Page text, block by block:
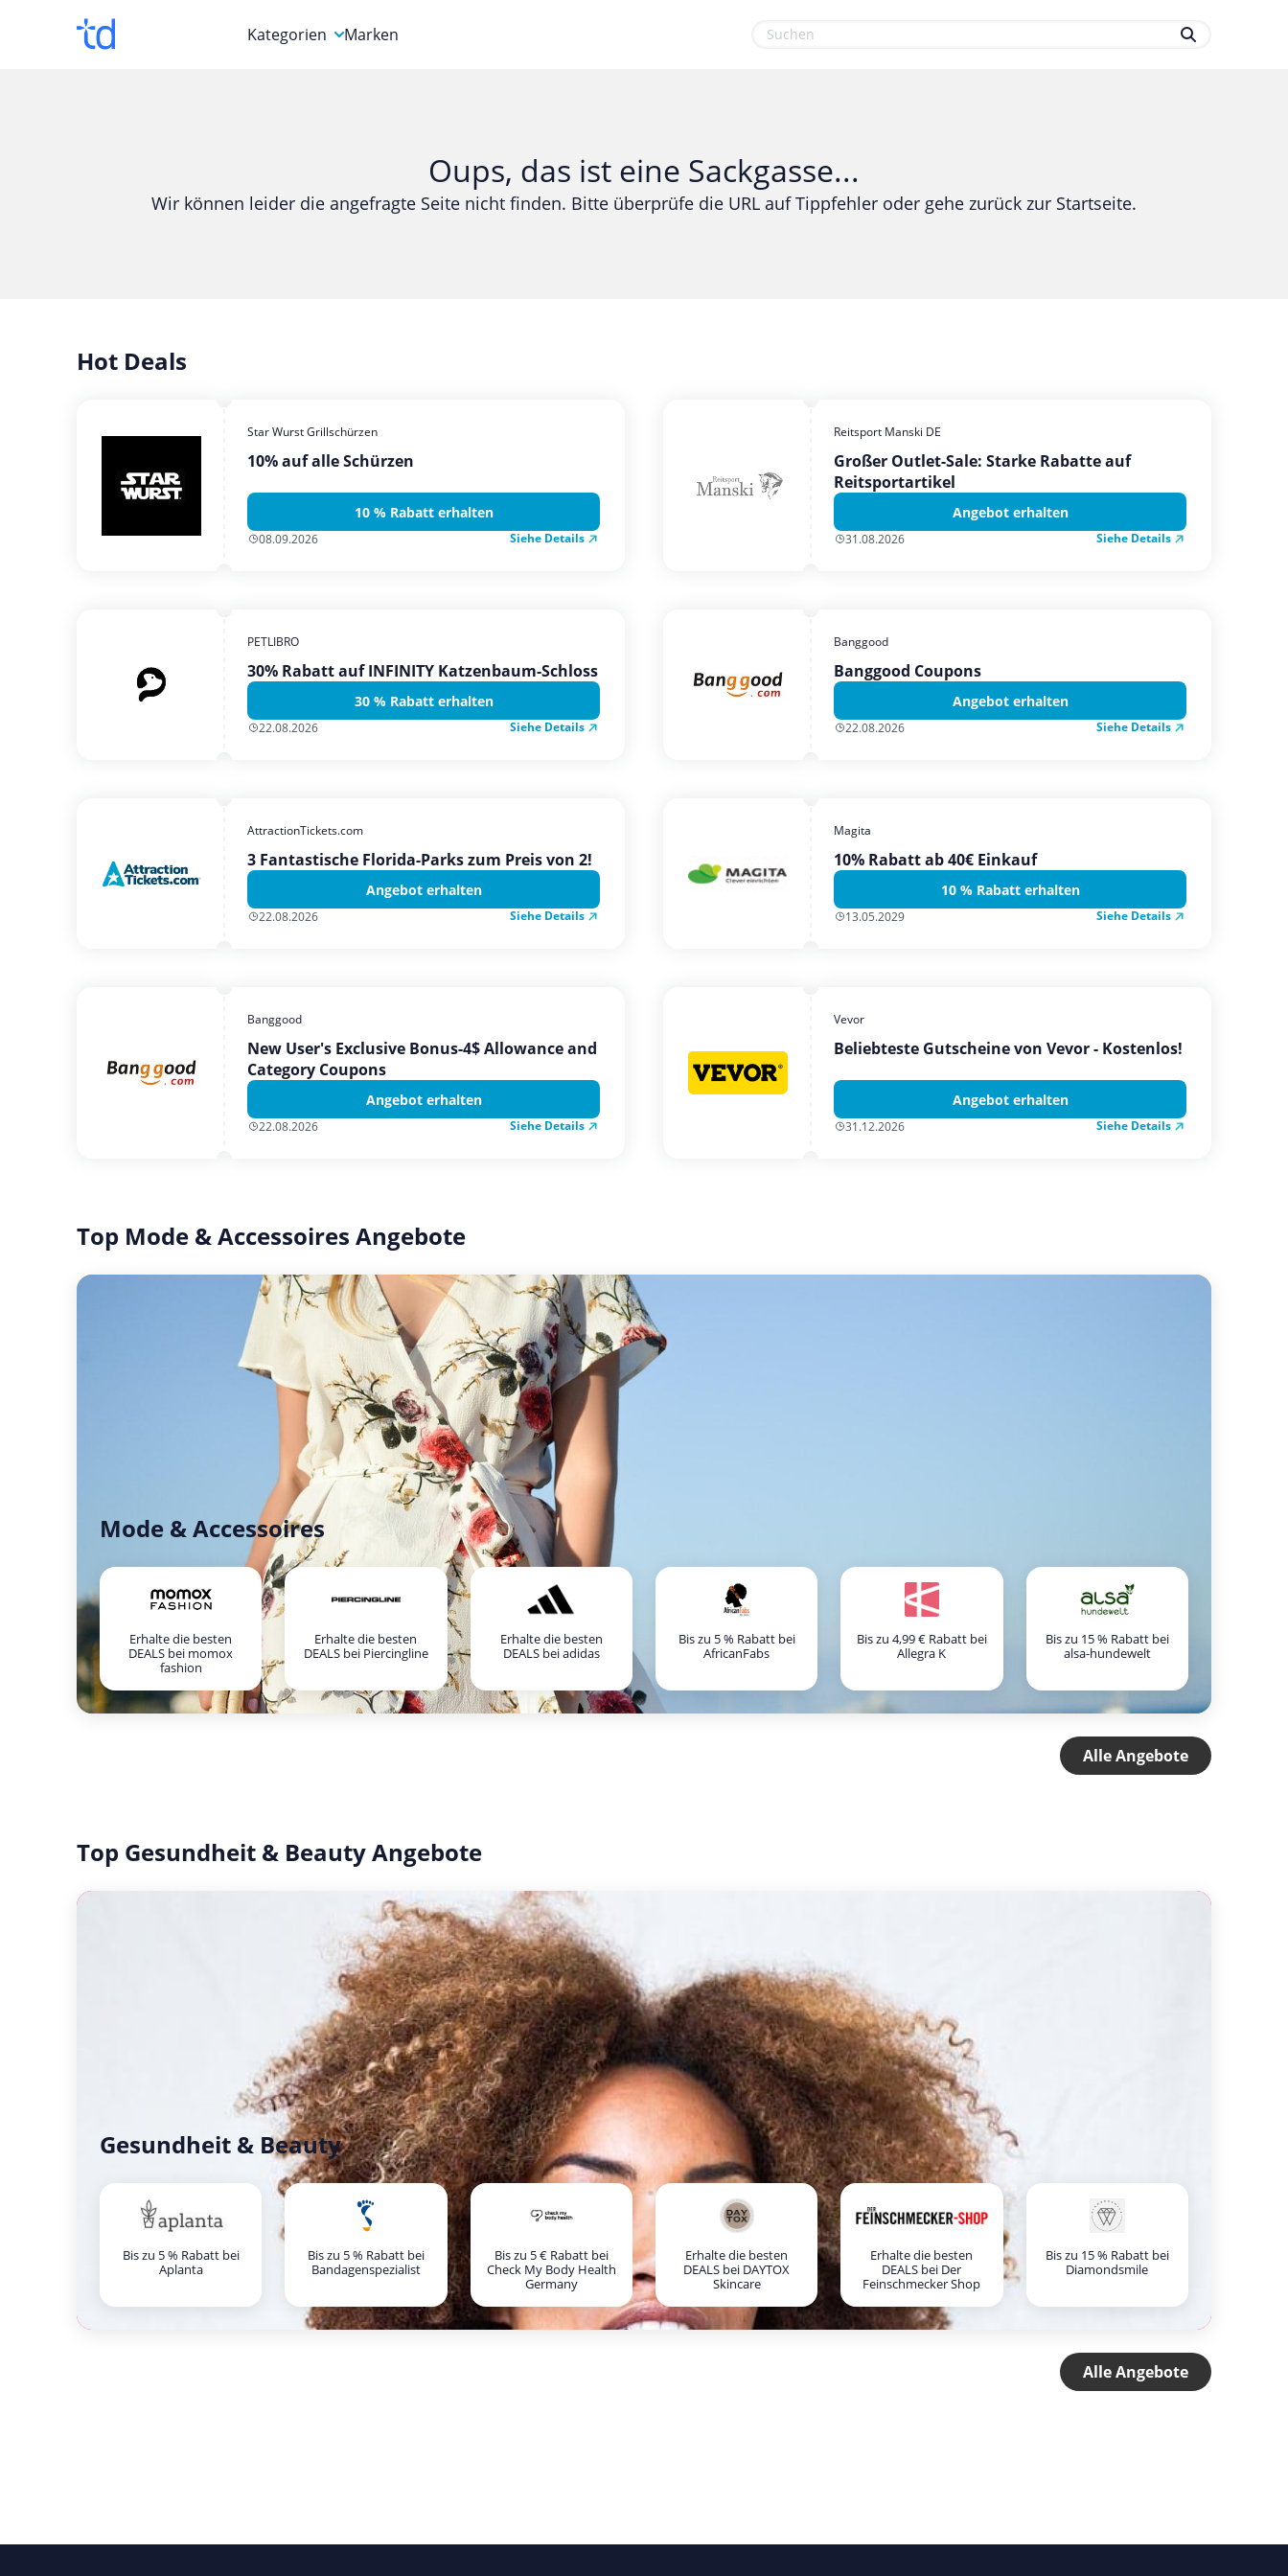
Kategorien
Computer & Elektronik
Gesundheit & Beauty
Mobilfunk & Internet
Marken
Oups, das ist eine Sackgasse...
Wir können leider die angefragte Seite nicht finden. Bitte überprüfe die URL auf Tippfehler oder gehe zurück zur Startseite.
Hot Deals
Star Wurst Grillschürzen
10% auf alle Schürzen
10 % Rabatt erhalten
08.09.2026 Siehe Details
Reitsport Manski DE
Großer Outlet-Sale: Starke Rabatte auf
Reitsportartikel
Angebot erhalten
31.08.2026 Siehe Details
PETLIBRO
30% Rabatt auf INFINITY Katzenbaum-Schloss
30 % Rabatt erhalten
22.08.2026 Siehe Details
Banggood
Banggood Coupons
Angebot erhalten
22.08.2026 Siehe Details
AttractionTickets.com
3 Fantastische Florida-Parks zum Preis von 2!
Angebot erhalten
22.08.2026 Siehe Details
Magita
10% Rabatt ab 40€ Einkauf
10 % Rabatt erhalten
13.05.2029 Siehe Details
Banggood
New User's Exclusive Bonus-4$ Allowance and
Category Coupons
Angebot erhalten
22.08.2026 Siehe Details
Vevor
Beliebteste Gutscheine von Vevor - Kostenlos!
Angebot erhalten
31.12.2026 Siehe Details
Top Mode & Accessoires Angebote
Mode & Accessoires
Erhalte die besten
DEALS bei momox
fashion
Erhalte die besten
DEALS bei Piercingline
Erhalte die besten
DEALS bei adidas
Bis zu 5 % Rabatt bei
AfricanFabs
Bis zu 4,99 € Rabatt bei
Allegra K
Bis zu 15 % Rabatt bei
alsa-hundewelt
Alle Angebote
Top Gesundheit & Beauty Angebote
Gesundheit & Beauty
Bis zu 5 % Rabatt bei
Aplanta
Bis zu 5 % Rabatt bei
Bandagenspezialist
Bis zu 5 € Rabatt bei
Check My Body Health
Germany
Erhalte die besten
DEALS bei DAYTOX
Skincare
Erhalte die besten
DEALS bei Der
Feinschmecker Shop
Bis zu 15 % Rabatt bei
Diamondsmile
Alle Angebote